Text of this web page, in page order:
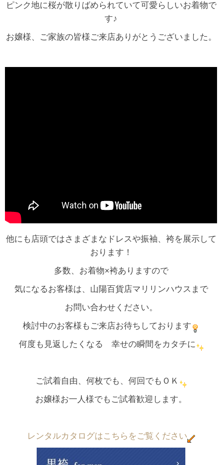
ピンク地に桜が散りばめられていて可愛らしいお着物で
す♪
お嬢様、ご家族の皆様ご来店ありがとうございました。
他にも店頭ではさまざまなドレスや振袖、袴を展示して
おります！
多数、お着物×袴ありますので
気になるお客様は、山陽百貨店マリリンハウスまで
お問い合わせください。
検討中のお客様もご来店お待ちしております
何度も見返したくなる 幸せの瞬間をカタチに
ご試着自由、何枚でも、何回でもＯＫ
お嬢様お一人様でもご試着歓迎します。
レンタルカタログはこちらをご覧ください